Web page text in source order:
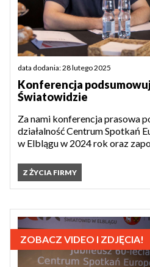
data dodania: 28 lutego 2025
Konferencja
Światowidzie
Za nami konferencja prasowa
działalność Centrum Spotkań
w Elblągu w 2024 rok oraz
Z ŻYCIA FIRMY
ZOBACZ VIDEO I ZDJĘCIA!